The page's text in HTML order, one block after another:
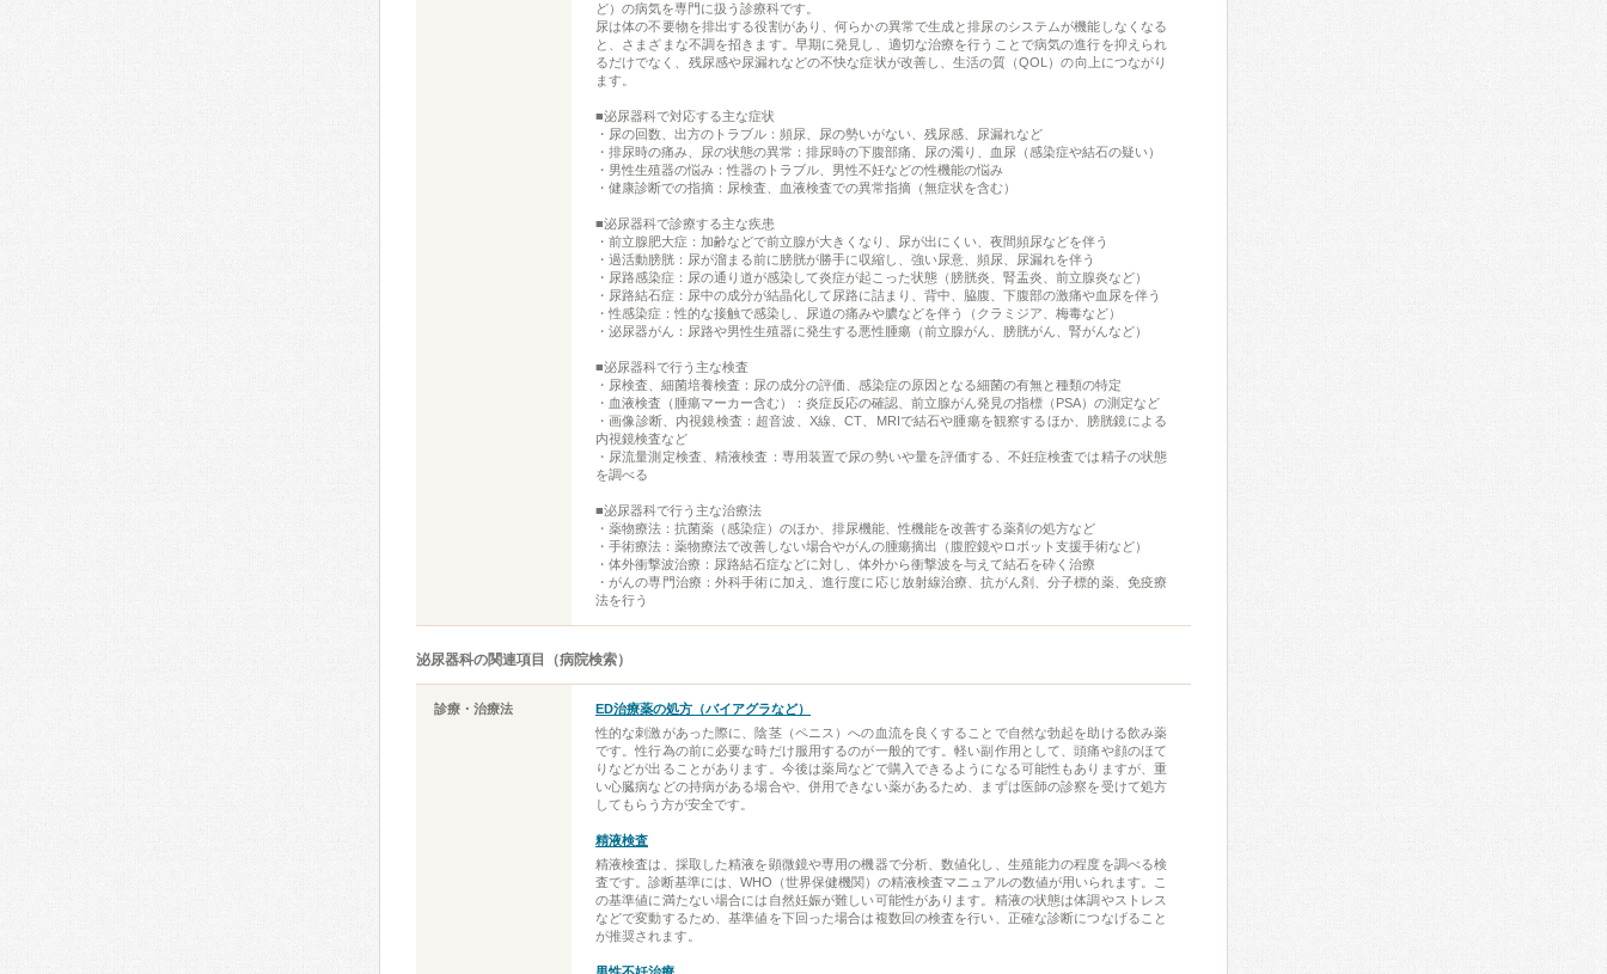
ど）の病気を専門に扱う診療科です。
尿は体の不要物を排出する役割があり、何らかの異常で生成と排尿のシステムが機能しなくなる
と、さまざまな不調を招きます。早期に発見し、適切な治療を行うことで病気の進行を抑えられ
るだけでなく、残尿感や尿漏れなどの不快な症状が改善し、生活の質（QOL）の向上につながり
ます。
■泌尿器科で対応する主な症状
・尿の回数、出方のトラブル：頻尿、尿の勢いがない、残尿感、尿漏れなど
・排尿時の痛み、尿の状態の異常：排尿時の下腹部痛、尿の濁り、血尿（感染症や結石の疑い）
・男性生殖器の悩み：性器のトラブル、男性不妊などの性機能の悩み
・健康診断での指摘：尿検査、血液検査での異常指摘（無症状を含む）
■泌尿器科で診療する主な疾患
・前立腺肥大症：加齢などで前立腺が大きくなり、尿が出にくい、夜間頻尿などを伴う
・過活動膀胱：尿が溜まる前に膀胱が勝手に収縮し、強い尿意、頻尿、尿漏れを伴う
・尿路感染症：尿の通り道が感染して炎症が起こった状態（膀胱炎、腎盂炎、前立腺炎など）
・尿路結石症：尿中の成分が結晶化して尿路に詰まり、背中、脇腹、下腹部の激痛や血尿を伴う
・性感染症：性的な接触で感染し、尿道の痛みや膿などを伴う（クラミジア、梅毒など）
・泌尿器がん：尿路や男性生殖器に発生する悪性腫瘍（前立腺がん、膀胱がん、腎がんなど）
■泌尿器科で行う主な検査
・尿検査、細菌培養検査：尿の成分の評価、感染症の原因となる細菌の有無と種類の特定
・血液検査（腫瘍マーカー含む）：炎症反応の確認、前立腺がん発見の指標（PSA）の測定など
・画像診断、内視鏡検査：超音波、X線、CT、MRIで結石や腫瘍を観察するほか、膀胱鏡による
内視鏡検査など
・尿流量測定検査、精液検査：専用装置で尿の勢いや量を評価する、不妊症検査では精子の状態
を調べる
■泌尿器科で行う主な治療法
・薬物療法：抗菌薬（感染症）のほか、排尿機能、性機能を改善する薬剤の処方など
・手術療法：薬物療法で改善しない場合やがんの腫瘍摘出（腹腔鏡やロボット支援手術など）
・体外衝撃波治療：尿路結石症などに対し、体外から衝撃波を与えて結石を砕く治療
・がんの専門治療：外科手術に加え、進行度に応じ放射線治療、抗がん剤、分子標的薬、免疫療
法を行う
泌尿器科の関連項目（病院検索）
診療・治療法
ED治療薬の処方（バイアグラなど）
性的な刺激があった際に、陰茎（ペニス）への血流を良くすることで自然な勃起を助ける飲み薬
です。性行為の前に必要な時だけ服用するのが一般的です。軽い副作用として、頭痛や顔のほて
りなどが出ることがあります。今後は薬局などで購入できるようになる可能性もありますが、重
い心臓病などの持病がある場合や、併用できない薬があるため、まずは医師の診察を受けて処方
してもらう方が安全です。
精液検査
精液検査は、採取した精液を顕微鏡や専用の機器で分析、数値化し、生殖能力の程度を調べる検
査です。診断基準には、WHO（世界保健機関）の精液検査マニュアルの数値が用いられます。こ
の基準値に満たない場合には自然妊娠が難しい可能性があります。精液の状態は体調やストレス
などで変動するため、基準値を下回った場合は複数回の検査を行い、正確な診断につなげること
が推奨されます。